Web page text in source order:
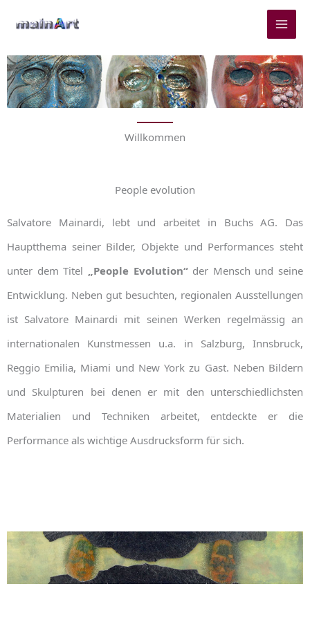
Inhalt
Willkommen
People evolution
Salvatore Mainardi, lebt und arbeitet in Buchs AG. Das
Hauptthema seiner Bilder, Objekte und Performances steht
unter dem Titel „People Evolution“der Mensch und seine
Entwicklung. Neben gut besuchten, regionalen Ausstellungen
ist Salvatore Mainardi mit seinen Werken regelmässig an
internationalen Kunstmessen u.a. in Salzburg, Innsbruck,
Reggio Emilia, Miami und New York zu Gast. Neben Bildern
und Skulpturen bei denen er mit den unterschiedlichsten
Materialien und Techniken arbeitet, entdeckte er die
Performance als wichtige Ausdrucksform für sich.